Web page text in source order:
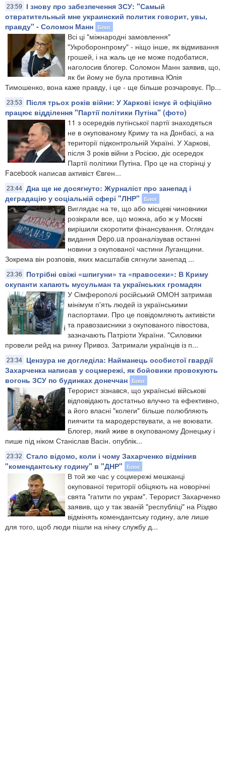
23:59
І знову про забезпечення ЗСУ: "Самый
отвратительный мне украинский политик говорит, увы,
правду" - Соломон Манн Блог
Всі ці "міжнародні замовлення"
"Укроборонпрому" - ніщо інше, як відмивання
грошей, і на жаль це не може подобатися,
наголосив блогер. Соломон Манн заявив, що,
як би йому не була противна Юлія
Тимошенко, вона каже правду, і це - ще більше розчаровує. Пр...
23:53
Після трьох років війни: У Харкові існує й офіційно
працює відділення "Партії політики Путіна" (фото)
11 з осередків путінської партії знаходяться
не в окупованому Криму та на Донбасі, а на
території підконтрольній Україні. У Харкові,
після 3 років війни з Росією, діє осередок
Партії політики Путіна. Про це на сторінці у
Facebook написав активіст Євген...
23:44 Дна ще не досягнуто: Журналіст про занепад і
деградацію у соціальній сфері "ЛНР"
Блог
Виглядає на те, що або місцеві чиновники
розікрали все, що можна, або ж у Москві
вирішили скоротити фінансування. Оглядач
видання Depo.ua проаналізував останні
новини з окупованої частини Луганщини.
Зокрема він розповів, яких масштабів сягнули занепад ...
23:36
Потрібні свіжі «шпигуни» та «правосеки»: В Криму
окупанти хапають мусульман та українських громадян
У Сімферополі російський ОМОН затримав
мінімум п'ять людей із українськими
паспортами. Про це повідомляють активісти
та правозаисники з окупованого півостова,
зазначають Патріоти України. "Силовики
провели рейд на ринку Привоз. Затримали українців із п...
23:34
Цензура не догледіла: Найманець особистої гвардії
Захарченка написав у соцмережі, як бойовики провокують
вогонь ЗСУ по будинках донеччан Блог
Терорист зізнався, що українські військові
відповідають достатньо влучно та ефективно,
а його власні "колеги" більше полюбляють
пиячити та мародерствувати, а не воювати.
Блогер, який живе в окупованому Донецьку і
пише під ніком Станіслав Васін. опублік...
23:32
Стало відомо, коли і чому Захарченко відмінив
"комендантську годину" в "ДНР"
Блог
В той же час у соцмережі мешканці
окупованої території обіцяють на новорічні
свята "гатити по украм". Терорист Захарченко
заявив, що у так званій "республіці" на Різдво
відмінять комендантську годину, але лише
для того, щоб люди пішли на нічну службу д...